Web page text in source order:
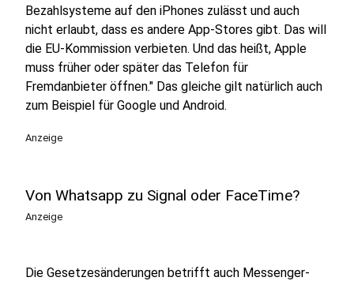
Bezahlsysteme auf den iPhones zulässt und auch
nicht erlaubt, dass es andere App-Stores gibt. Das will
die EU-Kommission verbieten. Und das heißt, Apple
muss früher oder später das Telefon für
Fremdanbieter öffnen." Das gleiche gilt natürlich auch
zum Beispiel für Google und Android.
Anzeige
Von Whatsapp zu Signal oder FaceTime?
Anzeige
Die Gesetzesänderungen betrifft auch Messenger-